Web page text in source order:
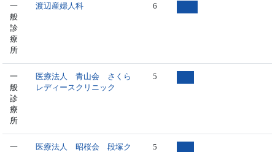
一
般
診
療
所
渡辺産婦人科 6
一
般
診
療
所
医療法人 青山会 さくら
レディースクリニック
5
一
医療法人 昭桜会 段塚ク
5